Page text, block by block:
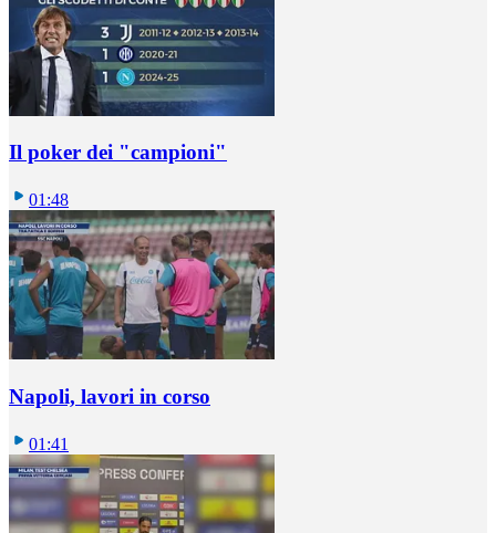
Il poker dei "campioni"
01:48
Napoli, lavori in corso
01:41